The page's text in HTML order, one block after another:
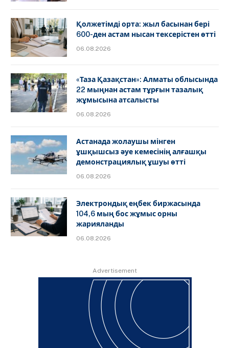
Қолжетімді орта: жыл басынан бері
600-ден астам нысан тексерістен өтті
06.08.2026
«Таза Қазақстан»: Алматы облысында
22 мыңнан астам тұрғын тазалық
жұмысына атсалысты
06.08.2026
Астанада жолаушы мінген
ұшқышсыз әуе кемесінің алғашқы
демонстрациялық ұшуы өтті
06.08.2026
Электрондық еңбек биржасында
104,6 мың бос жұмыс орны
жарияланды
06.08.2026
Advertisement